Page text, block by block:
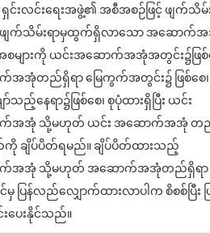
ရှင်းလင်းရေးအဖွဲ့၏ အစီအစဉ်ဖြင့် ဖျက်သိမ်
ျက်သိမ်းရာမှထွက်ရှိလာသော အဆောက်
စများကို ယင်းအဆောက်အအုံအတွင်း၌ဖြစ်
အအုံတည်ရှိရာ မြေကွက်အတွင်း၌ ဖြစ်စေ၊
သည့်နေရာ၌ဖြစ်စေ၊ စုပုံထားရှိပြီး ယင်း
အအုံ သို့မဟုတ် ယင်း အဆောက်အအုံ တ
ကို ချိပ်ပိတ်ရမည်။ ချိပ်ပိတ်ထားသည့်
အအုံ သို့မဟုတ် အဆောက်အအုံတည်ရှိရာ
မှ ပြန်လည်လျှောက်ထားလာပါက စိစစ်ပြီး
းပေးနိုင်သည်။